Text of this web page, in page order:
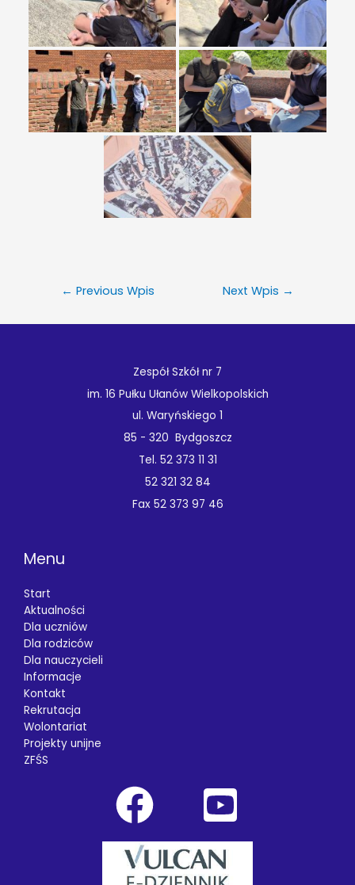
← Previous Wpis Next Wpis →
Zespół Szkół nr 7
im. 16 Pułku Ułanów Wielkopolskich
ul. Waryńskiego 1
85 - 320 Bydgoszcz
Tel. 52 373 11 31
52 321 32 84
Fax 52 373 97 46
Menu
Start
Aktualności
Dla uczniów
Dla rodziców
Dla nauczycieli
Informacje
Kontakt
Rekrutacja
Wolontariat
Projekty unijne
ZFŚS